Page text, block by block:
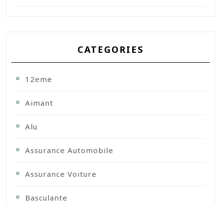
CATEGORIES
12eme
Aimant
Alu
Assurance Automobile
Assurance Voiture
Basculante